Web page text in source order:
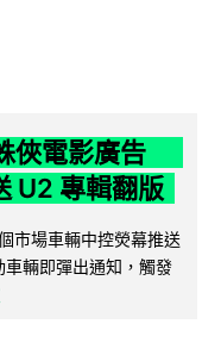
俠電影廣告
U2 專輯翻版
市場車輛中控熒幕推送
車輛即彈出通知，觸發